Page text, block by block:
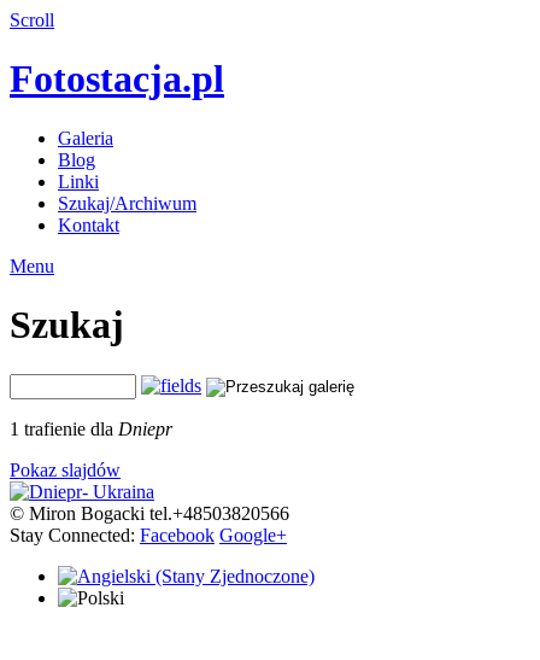
Scroll
Fotostacja.pl
Galeria
Blog
Linki
Szukaj/Archiwum
Kontakt
Menu
Szukaj
1 trafienie dla Dniepr
Pokaz slajdów
© Miron Bogacki tel.+48503820566
Stay Connected: Facebook Google+